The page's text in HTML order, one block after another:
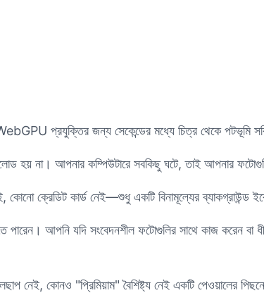
প্রযুক্তির জন্য সেকেন্ডের মধ্যে চিত্র থেকে পটভূমি
হয় না। আপনার কম্পিউটারে সবকিছু ঘটে, তাই আপনার
ক্রেডিট কার্ড নেই—শুধু একটি বিনামূল্যের ব্যাকগ্রাউন্ড
পারেন। আপনি যদি সংবেদনশীল ফটোগুলির সাথে কাজ করেন বা
নেই, কোনও "প্রিমিয়াম" বৈশিষ্ট্য নেই একটি পেওয়ালের